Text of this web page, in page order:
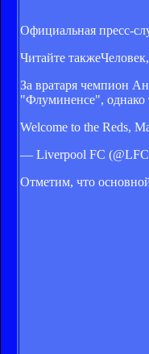
Официальная пресс-
Читайте также
За вратаря чемпион
"Флуминенсе", однако
Welcome to the Reds,
— Liverpool FC
Отметим, что